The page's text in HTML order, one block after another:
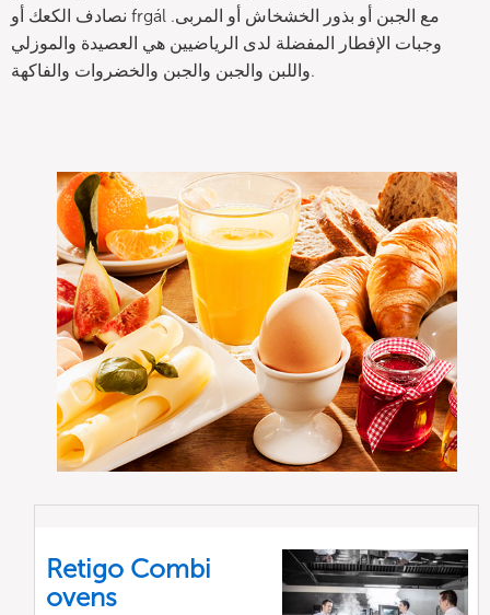
نصادف الكعك أو frgál مع الجبن أو بذور الخشخاش أو المربى.
وجبات الإفطار المفضلة لدى الرياضيين هي العصيدة والموزلي
واللبن والجبن والجبن والخضروات والفاكهة.
Retigo Combi
ovens